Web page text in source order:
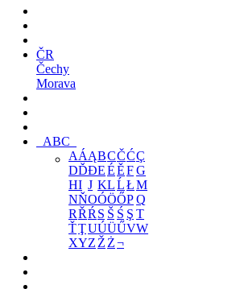
ČR
Čechy
Morava
ABC
AÁĄBCČĆÇ
DĎĐEÉĚFG
HI J KLĹŁM
NŇOÓÖŐPQ
RŘŔ S Š Ś Ş T
ŤŢUÚÜŰVW
XYZ Ž Ż¬